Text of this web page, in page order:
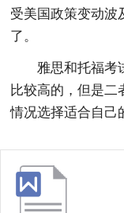
受美国政策变动波
了。
雅思和托福考
比较高的，但是二
情况选择适合自己